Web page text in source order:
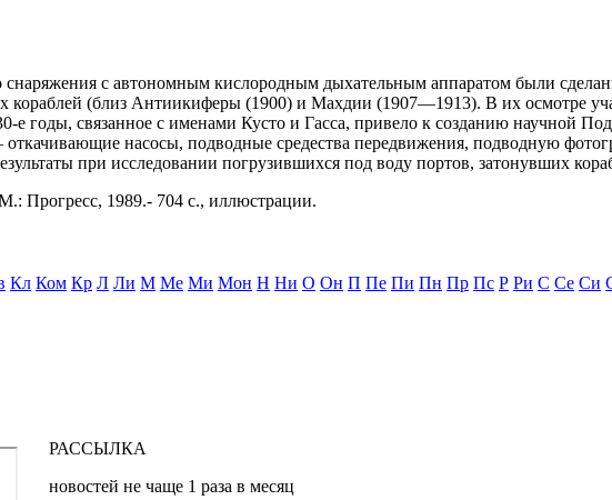
снаряжения с автономным кислородным дыхательным аппаратом были
кораблей (близ Антиикиферы (1900) и Махдии (1907—1913). В их осмотре
е годы, связанное с именами Кусто и Гасса, привело к созданию научной
насосы, подводные средества передвижения, подводную
при исследовании погрузившихся под воду портов, затонувших
Прогресс, 1989.- 704 с., иллюстрации.
Кл Ком Кр Л Ли М Ме Ми Мон Н Ни О Он П Пе Пи Пн Пр Пс Р Ри С Се Си
РАССЫЛКА
новостей не чаще 1 раза в месяц